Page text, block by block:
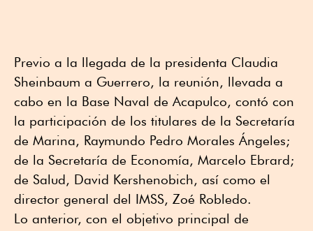
Previo a la llegada de la presidenta Claudia
Sheinbaum a Guerrero, la reunión, llevada a
cabo en la Base Naval de Acapulco, contó con
la participación de los titulares de la Secretaría
de Marina, Raymundo Pedro Morales Ángeles;
de la Secretaría de Economía, Marcelo Ebrard;
de Salud, David Kershenobich, así como el
director general del IMSS, Zoé Robledo.
Lo anterior, con el objetivo principal de